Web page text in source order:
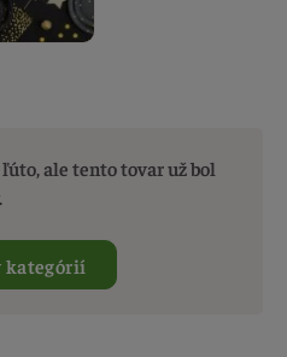
ale tento tovar už bol
kategórií